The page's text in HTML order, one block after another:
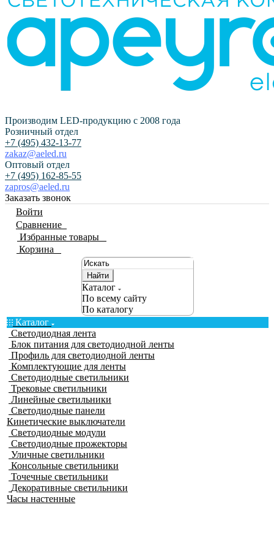
Производим LED-продукцию с 2008 года
Розничный отдел
+7 (495) 432-13-77
zakaz@aeled.ru
Оптовый отдел
+7 (495) 162-85-55
zapros@aeled.ru
Заказать звонок
Войти
Сравнение
Избранные товары
Корзина
Найти
Каталог
По всему сайту
По каталогу
Каталог
Светодиодная лента
Блок питания для светодиодной ленты
Профиль для светодиодной ленты
Комплектующие для ленты
Светодиодные светильники
Трековые светильники
Линейные светильники
Светодиодные панели
Кинетические выключатели
Светодиодные модули
Светодиодные прожекторы
Уличные светильники
Консольные светильники
Точечные светильники
Декоративные светильники
Часы настенные